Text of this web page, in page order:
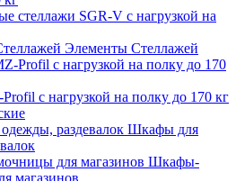
стеллажи SGR-V с нагрузкой на
Элементы Стеллажей
с нагрузкой на полку до 170 кг
Шкафы для
Шкафы-
магазинов